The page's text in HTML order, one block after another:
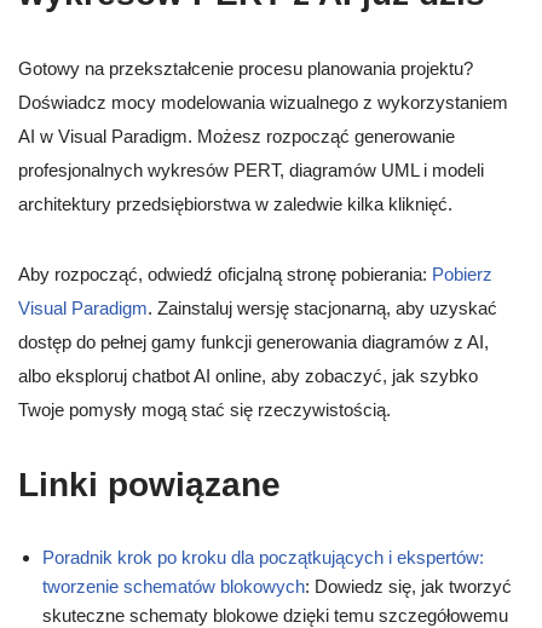
Gotowy na przekształcenie procesu planowania projektu?
Doświadcz mocy modelowania wizualnego z wykorzystaniem
AI w Visual Paradigm. Możesz rozpocząć generowanie
profesjonalnych wykresów PERT, diagramów UML i modeli
architektury przedsiębiorstwa w zaledwie kilka kliknięć.
Aby rozpocząć, odwiedź oficjalną stronę pobierania: Pobierz
Visual Paradigm. Zainstaluj wersję stacjonarną, aby uzyskać
dostęp do pełnej gamy funkcji generowania diagramów z AI,
albo eksploruj chatbot AI online, aby zobaczyć, jak szybko
Twoje pomysły mogą stać się rzeczywistością.
Linki powiązane
Poradnik krok po kroku dla początkujących i ekspertów:
tworzenie schematów blokowych: Dowiedz się, jak tworzyć
skuteczne schematy blokowe dzięki temu szczegółowemu